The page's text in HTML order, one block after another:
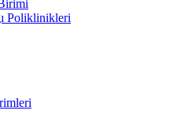
Poliklinikleri